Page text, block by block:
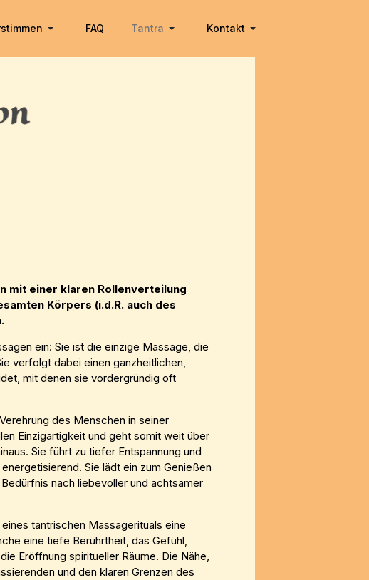
FAQ Tantra Kontakt
mit einer klaren Rollenverteilung
Körpers (i.d.R. auch des
ein: Sie ist die einzige Massage, die
verfolgt dabei einen ganzheitlichen,
mit denen sie vordergründig oft
des Menschen in seiner
Einzigartigkeit und geht somit weit über
Sie führt zu tiefer Entspannung und
Sie lädt ein zum Genießen
nach liebevoller und achtsamer
tantrischen Massagerituals eine
eine tiefe Berührtheit, das Gefühl,
Eröffnung spiritueller Räume. Die Nähe,
und den klaren Grenzen des